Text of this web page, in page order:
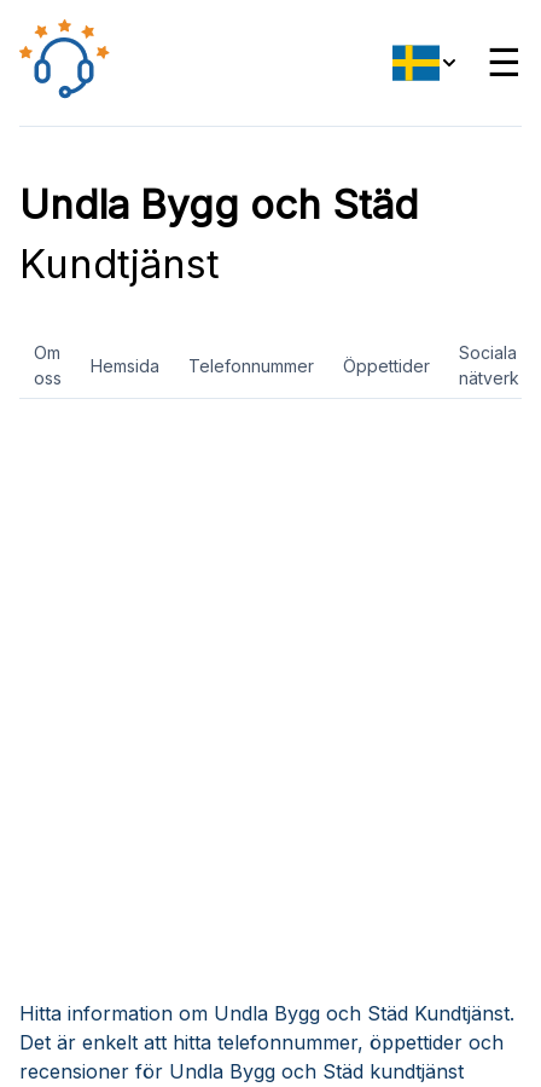
☰
Undla Bygg och Städ
Kundtjänst
Om
oss
Hemsida Telefonnummer Öppettider
Sociala
nätverk
Hitta information om Undla Bygg och Städ Kundtjänst.
Det är enkelt att hitta telefonnummer, öppettider och
recensioner för Undla Bygg och Städ kundtjänst